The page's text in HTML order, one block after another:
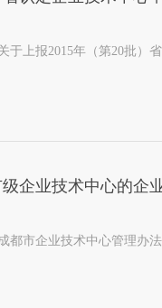
于上报2015年（第20批）
企业技术中心的企
都市企业技术中心管理办